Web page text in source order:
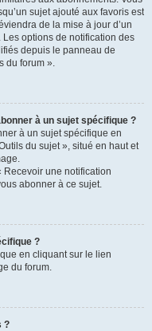
sujet ajouté aux favoris est
de la mise à jour d’un
options de notification des
depuis le panneau de
du forum ».
à un sujet spécifique ?
à un sujet spécifique en
du sujet », situé en haut et
Recevoir une notification
abonner à ce sujet.
?
en cliquant sur le lien
du forum.
?